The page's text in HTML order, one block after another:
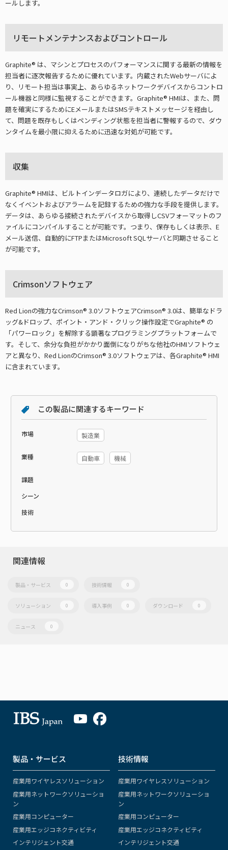
ールします。
リモートメンテナンスおよびコントロール
Graphite® は、マシンとプロセスのパフォーマンスに関する最新の情報を
担当者に逐次報告するために優れています。内蔵されたWebサーバによ
り、リモート担当は事実上、あらゆるネットワークデバイスからコントロ
ール機器と同様に監視することができます。Graphite® HMIは、また、問
題を確実にするためにEメールまたはSMSテキストメッセージを経由し
て、問題を既存もしくはペンディング状態を担当者に警報するので、ダウ
ンタイムを最小限に抑えるために迅速な対処が可能です。
収集
Graphite® HMIは、ビルトインデータロガにより、連続したデータだけで
なくイベントおよびアラームを記録するための強力な手段を提供します。
データは、あらゆる接続されたデバイスから取得しCSVフォーマットのフ
ァイルにコンパイルすることが可能です。つまり、保存もしくは表示、E
メール送信、自動的にFTPまたはMicrosoft SQLサーバと同期させること
が可能です。
Crimsonソフトウェア
Red Lionの強力なCrimson® 3.0ソフトウェアCrimson® 3.0は、簡単なドラ
ッグ&ドロップ、ポイント・アンド・クリック操作設定でGraphite® の
「パワーロック」を解除する顕著なプログラミングプラットフォームで
す。そして、余分な負担がかかり面倒になりがちな他社のHMIソフトウェ
アと異なり、Red LionのCrimson® 3.0ソフトウェアは、各Graphite® HMI
に含まれています。
この製品に関連するキーワード
市場 製造業
業種 自動車 機械
課題
シーン
技術
関連情報
製品・サービス 0 技術情報 0
ソリューション 0 導入事例 0 ダウンロード 0
ニュース 0
製品・サービス
産業用ワイヤレスソリューション
産業用ネットワークソリューショ
ン
産業用コンピューター
産業用エッジコネクティビティ
インテリジェント交通
技術情報
産業用ワイヤレスソリューション
産業用ネットワークソリューショ
ン
産業用コンピューター
産業用エッジコネクティビティ
インテリジェント交通